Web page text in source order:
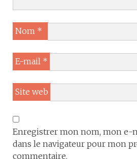
Nom *
E-mail *
Site web
Enregistrer mon nom, mon e-
dans le navigateur pour mon
commentaire.